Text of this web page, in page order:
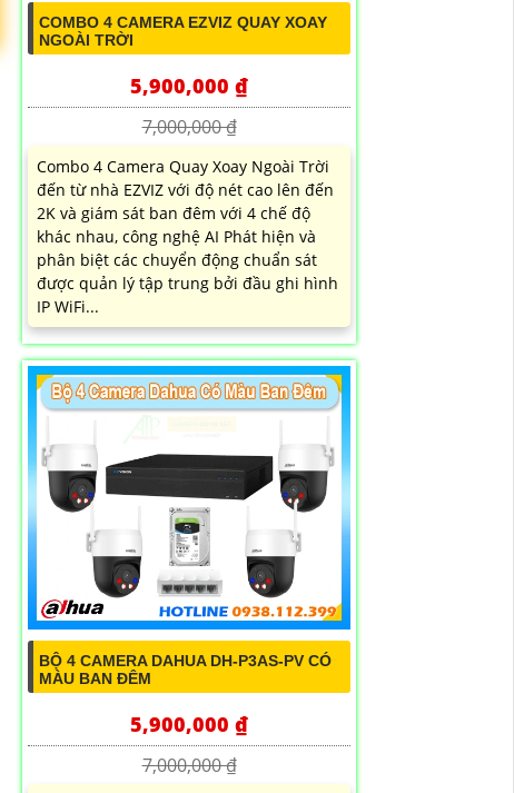
COMBO 4 CAMERA EZVIZ QUAY XOAY
NGOÀI TRỜI
5,900,000 ₫
7,000,000 ₫
Combo 4 Camera Quay Xoay Ngoài Trời
đến từ nhà EZVIZ với độ nét cao lên đến
2K và giám sát ban đêm với 4 chế độ
khác nhau, công nghệ AI Phát hiện và
phân biệt các chuyển động chuẩn sát
được quản lý tập trung bởi đầu ghi hình
IP WiFi...
BỘ 4 CAMERA DAHUA DH-P3AS-PV CÓ
MÀU BAN ĐÊM
5,900,000 ₫
7,000,000 ₫